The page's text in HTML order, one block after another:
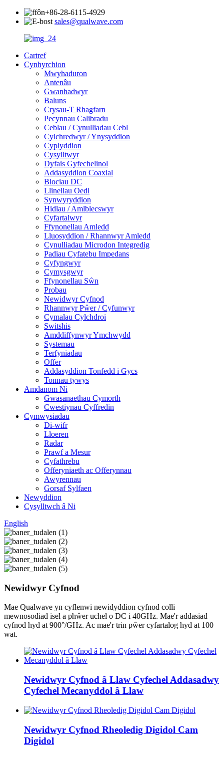
+86-28-6115-4929
sales@qualwave.com
Cartref
Cynhyrchion
Mwyhaduron
Antenâu
Gwanhadwyr
Baluns
Crysau-T Rhagfarn
Pecynnau Calibradu
Ceblau / Cynulliadau Cebl
Cylchredwyr / Ynysyddion
Cyplyddion
Cysylltwyr
Dyfais Gyfechelinol
Addasyddion Coaxial
Blociau DC
Llinellau Oedi
Synwyryddion
Hidlau / Amlblecswyr
Cyfartalwyr
Ffynonellau Amledd
Lluosyddion / Rhannwyr Amledd
Cynulliadau Microdon Integredig
Padiau Cyfatebu Impedans
Cyfyngwyr
Cymysgwyr
Ffynonellau Sŵn
Probau
Newidwyr Cyfnod
Rhannwyr Pŵer / Cyfunwyr
Cymalau Cylchdroi
Switshis
Amddiffynwyr Ymchwydd
Systemau
Terfyniadau
Offer
Addasyddion Tonfedd i Gycs
Tonnau tywys
Amdanom Ni
Gwasanaethau Cymorth
Cwestiynau Cyffredin
Cymwysiadau
Di-wifr
Lloeren
Radar
Prawf a Mesur
Cyfathrebu
Offeryniaeth ac Offerynnau
Awyrennau
Gorsaf Sylfaen
Newyddion
Cysylltwch â Ni
English
Newidwyr Cyfnod
Mae Qualwave yn cyflenwi newidyddion cyfnod colli
mewnosodiad isel a phŵer uchel o DC i 40GHz. Mae'r addasiad
cyfnod hyd at 900°/GHz. Ac mae'r trin pŵer cyfartalog hyd at 100
wat.
Newidwyr Cyfnod â Llaw Cyfechel Addasadwy
Cyfechel Mecanyddol â Llaw
Newidwyr Cyfnod Rheoledig Digidol Cam
Digidol